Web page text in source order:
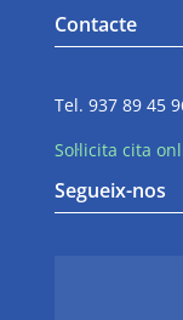
Contacte
Tel. 937 89 45
Sol·licita cita
Segueix-nos